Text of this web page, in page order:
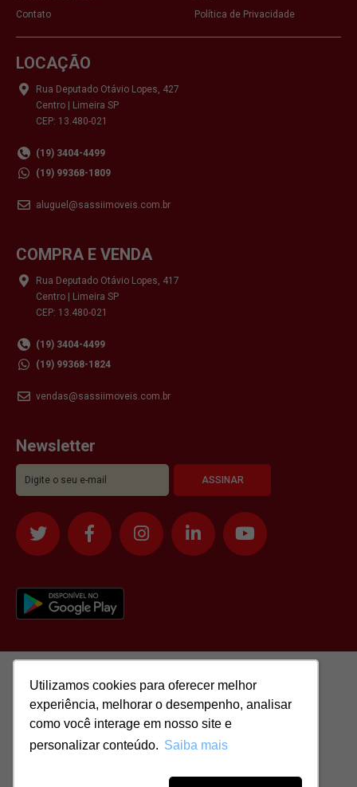
Utilizamos cookies para oferecer melhor
experiência, melhorar o desempenho, analisar
como você interage em nosso site e
personalizar conteúdo. Saiba mais
Utilizamos cookies para oferecer melhor
experiência, melhorar o desempenho, analisar
como você interage em nosso site e
personalizar conteúdo. Saiba mais
Contato
Política de Privacidade
LOCAÇÃO
Rua Deputado Otávio Lopes, 427
Centro | Limeira SP
CEP: 13.480-021
(19) 3404-4499
(19) 99368-1809
aluguel@sassiimoveis.com.br
COMPRA E VENDA
Rua Deputado Otávio Lopes, 417
Centro | Limeira SP
CEP: 13.480-021
(19) 3404-4499
(19) 99368-1824
vendas@sassiimoveis.com.br
Newsletter
51.417.293/0001-48 | CRECI: J-04970/1